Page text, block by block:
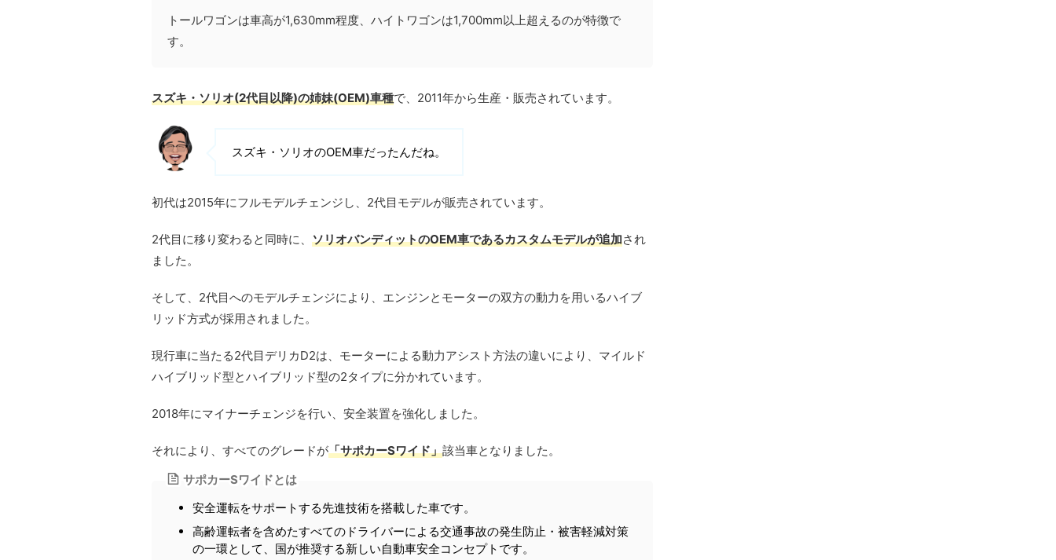
トールワゴンは車高が1,630mm程度、ハイトワゴンは1,700mm以上超えるのが特徴で
す。
スズキ・ソリオ(2代目以降)の姉妹(OEM)車種で、2011年から生産・販売されています。
スズキ・ソリオのOEM車だったんだね。
初代は2015年にフルモデルチェンジし、2代目モデルが販売されています。
2代目に移り変わると同時に、 ソリオバンディットのOEM車であるカスタムモデルが追加され
ました。
そして、2代目へのモデルチェンジにより、エンジンとモーターの双方の動力を用いるハイブ
リッド方式が採用されました。
現行車に当たる2代目デリカD2は、モーターによる動力アシスト方法の違いにより、マイルド
ハイブリッド型とハイブリッド型の2タイプに分かれています。
2018年にマイナーチェンジを行い、安全装置を強化しました。
それにより、すべてのグレードが「サポカーSワイド」該当車となりました。
サポカーSワイドとは
安全運転をサポートする先進技術を搭載した車です。
高齢運転者を含めたすべてのドライバーによる交通事故の発生防止・被害軽減対策
の一環として、国が推奨する新しい自動車安全コンセプトです。